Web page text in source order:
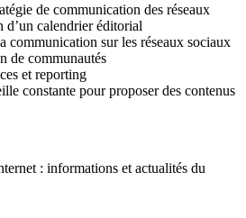
de communication des réseaux
d’un calendrier éditorial
communication sur les réseaux sociaux
de communautés
et reporting
constante pour proposer des contenus
: informations et actualités du